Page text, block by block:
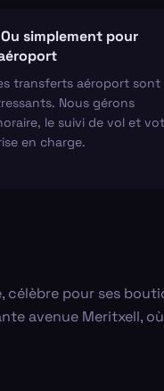
simplement pour
transferts aéroport sont
Nous gérons
le suivi de vol et
en charge.
pour ses
avenue Meritxell,